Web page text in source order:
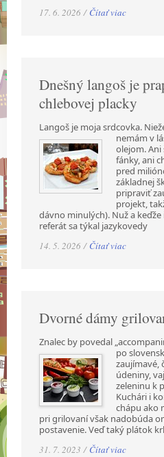
17. 6. 2026 / Čítať viac
Dnešný langoš je
chlebovej placky
Langoš je moja srdcovka.
nemám v
olejom. Ani
fánky, ani
pred
základnej
pripraviť
projekt,
dávno minulých). Nuž a
referát sa týkal jazykovedy
14. 5. 2026 / Čítať viac
Dvorné dámy
Znalec by povedal
po
zaujímavé,
údeniny,
zeleninu k
Kuchári i
chápu ako
pri grilovaní však nadobúda
postavenie. Veď taký plátok
31. 7. 2023 / Čítať viac